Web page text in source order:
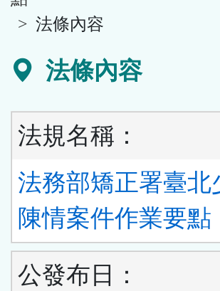
法條內容
法條內容
法規名稱：
法務部矯正署臺
陳情案件作業要點
公發布日：